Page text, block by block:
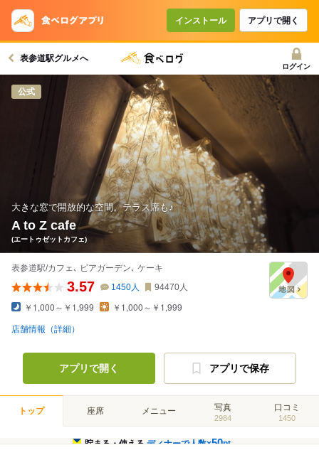
インストール アプリで開く
表参道駅グルメへ
ログイン
公式
大きな窓で開放的な空間。テラス席も♪
A to Z cafe
(エートゥゼットカフェ)
表参道駅/カフェ､ ビアガーデン､ ケーキ
3.57 1450人 94470人
￥1,000～￥1,999 ￥1,000～￥1,999
店舗情報（詳細）
アプリで開く アプリで保存
トップ 座席 メニュー 写真
2984
口コミ
1450
貯まる・使えるディナーで人数×50pt